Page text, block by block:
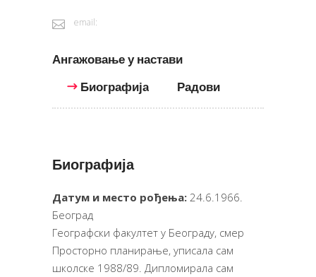
email:
Ангажовање у настави
Биографија
Радови
Биографија
Датум и место рођења: 24.6.1966.
Београд
Географски факултет у Београду, смер
Просторно планирање, уписала сам
школске 1988/89. Дипломирала сам